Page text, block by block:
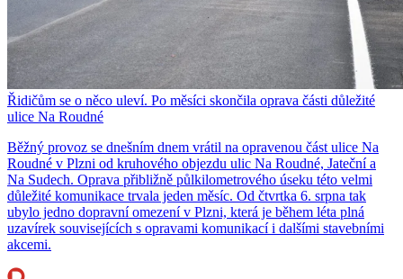
Řidičům se o něco uleví. Po měsíci skončila oprava části důležité
ulice Na Roudné
Běžný provoz se dnešním dnem vrátil na opravenou část ulice Na
Roudné v Plzni od kruhového objezdu ulic Na Roudné, Jateční a
Na Sudech. Oprava přibližně půlkilometrového úseku této velmi
důležité komunikace trvala jeden měsíc. Od čtvrtka 6. srpna tak
ubylo jedno dopravní omezení v Plzni, která je během léta plná
uzavírek souvisejících s opravami komunikací i dalšími stavebními
akcemi.